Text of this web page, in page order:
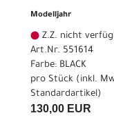
Modelljahr
Z.Z. nicht
Art.Nr. 551614
Farbe: BLACK
pro Stück (inkl.
Standardartikel)
130,00 EUR